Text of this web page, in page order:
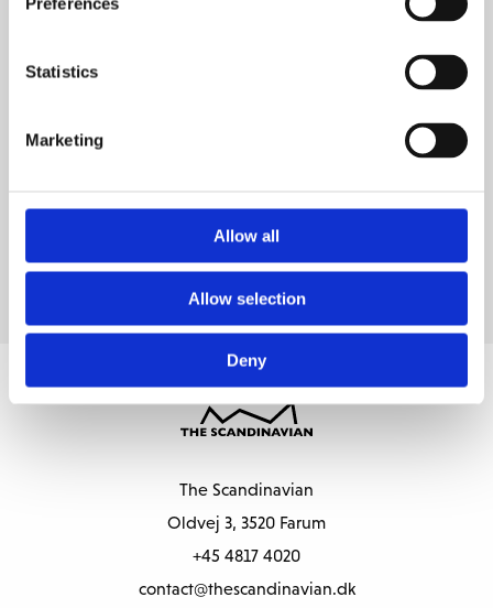
Statistics
Marketing
Allow all
Allow selection
Deny
verdensklasse og yderst personlig service.
gastronomi i topklasse i Restaurant The Waters.
Ryder Cup, underholder undervejs med anekdoter fra
Se invitation og program
Tilmelding påmembership@thescandinavian.dk
The Scandinavian
Oldvej 3, 3520 Farum
+45 4817 4020
contact@thescandinavian.dk